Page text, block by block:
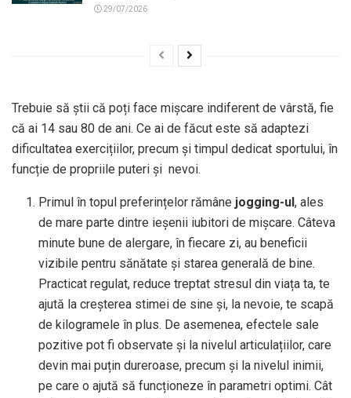
29/07/2026
Trebuie să știi că poți face mișcare indiferent de vârstă, fie
că ai 14 sau 80 de ani. Ce ai de făcut este să adaptezi
dificultatea exercițiilor, precum și timpul dedicat sportului, în
funcție de propriile puteri și nevoi.
Primul în topul preferințelor rămâne jogging-ul, ales
de mare parte dintre ieșenii iubitori de mișcare. Câteva
minute bune de alergare, în fiecare zi, au beneficii
vizibile pentru sănătate și starea generală de bine.
Practicat regulat, reduce treptat stresul din viața ta, te
ajută la creșterea stimei de sine și, la nevoie, te scapă
de kilogramele în plus. De asemenea, efectele sale
pozitive pot fi observate și la nivelul articulațiilor, care
devin mai puțin dureroase, precum și la nivelul inimii,
pe care o ajută să funcționeze în parametri optimi. Cât